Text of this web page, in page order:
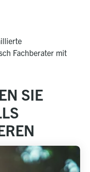
Fachberater mit
SIE